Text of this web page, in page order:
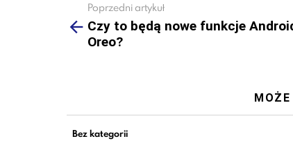
more
Poprzedni artykuł
Czy to będą nowe funkcje
Oreo?
Bez kategorii